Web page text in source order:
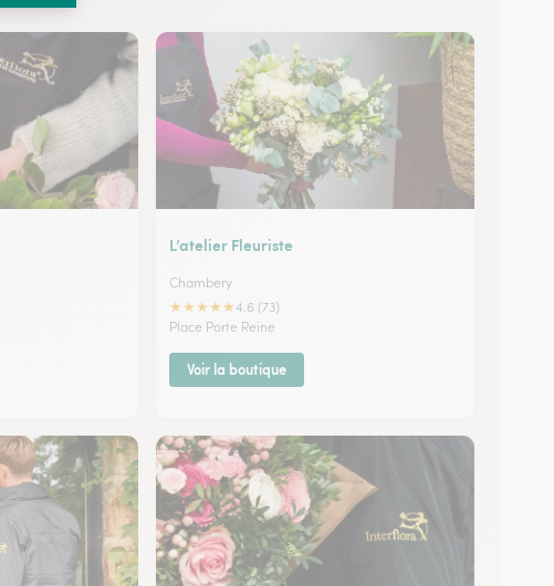
L’atelier Fleuriste
Chambery
★★★★★4.6 (73)
Place Porte Reine
Voir la boutique